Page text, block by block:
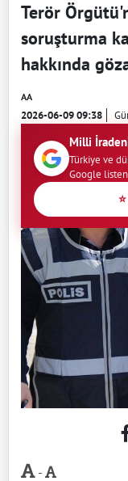
Terör
soruşturma
hakkında
AA
2026-06-09 09:38
Milli
Türkiye ve
Google
-